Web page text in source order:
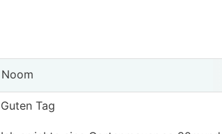
Noom
Guten Tag